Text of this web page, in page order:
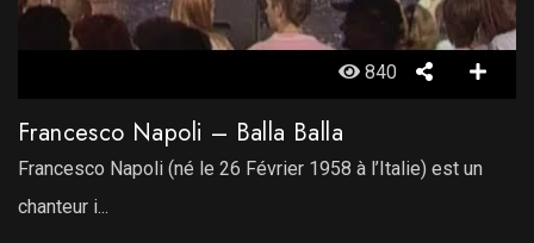
840
Francesco Napoli – Balla Balla
Francesco Napoli (né le 26 Février 1958 à l’Italie) est un
chanteur i...